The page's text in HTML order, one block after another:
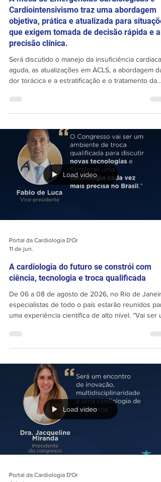
A mesa de Emergências Cardiológicas e
Cardiointensivismo traz uma abordagem
objetiva, prática e atualizada para
que exigem tomada de decisão rápida e
precisão clínica.
Será discutido o manejo da insuficiência cardíaca
aguda, as atualizações em ACLS, a abordagem da
dor torácica e a estratificação e o tratamento da
agosto | ⏰ 13h às 17h45 | 📍 Sala 2 Inscreva-se:
https://www.congressocardiologiador.com/
Load video
11 de jun.
A cardiologia do futuro se constrói com
ciência, tecnologia e troca qualificada
De 06 a 08 de agosto de 2026, no Rio de
especialistas de todo o país estarão reunidos
uma experiência científica de alto nível. “Vai ser
D’Or 2026.” – Dr. Fábio de Luca. Save the date:
a 08 de agosto de 2026 📍 Windsor Oceânico |
Barra da Tijuca Inscrições abertas:
congressocardiologiador.com Esperamos você lá!